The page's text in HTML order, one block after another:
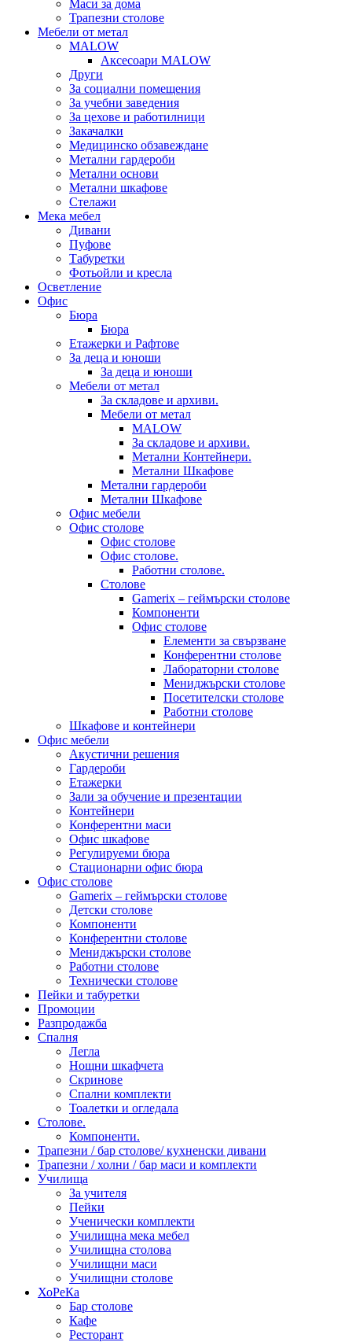
Маси за дома
Трапезни столове
Мебели от метал
MALOW
Аксесоари MALOW
Други
За социални помещения
За учебни заведения
За цехове и работилници
Закачалки
Медицинско обзавеждане
Метални гардероби
Метални основи
Метални шкафове
Стелажи
Мека мебел
Дивани
Пуфове
Табуретки
Фотьойли и кресла
Осветление
Офис
Бюра
Бюра
Етажерки и Рафтове
За деца и юноши
За деца и юноши
Мебели от метал
За складове и архиви.
Мебели от метал
MALOW
За складове и архиви.
Метални Контейнери.
Метални Шкафове
Метални гардероби
Метални Шкафове
Офис мебели
Офис столове
Офис столове
Офис столове.
Работни столове.
Столове
Gamerix – геймърски столове
Компоненти
Офис столове
Елементи за свързване
Конферентни столове
Лабораторни столове
Мениджърски столове
Посетителски столове
Работни столове
Шкафове и контейнери
Офис мебели
Акустични решения
Гардероби
Етажерки
Зали за обучение и презентации
Контейнери
Конферентни маси
Офис шкафове
Регулируеми бюра
Стационарни офис бюра
Офис столове
Gamerix – геймърски столове
Детски столове
Компоненти
Конферентни столове
Мениджърски столове
Работни столове
Технически столове
Пейки и табуретки
Промоции
Разпродажба
Спалня
Легла
Нощни шкафчета
Скринове
Спални комплекти
Тоалетки и огледала
Столове.
Компоненти.
Трапезни / бар столове/ кухненски дивани
Трапезни / холни / бар маси и комплекти
Училища
За учителя
Пейки
Ученически комплекти
Училищна мека мебел
Училищна столова
Училищни маси
Училищни столове
ХоРеКа
Бар столове
Кафе
Ресторант